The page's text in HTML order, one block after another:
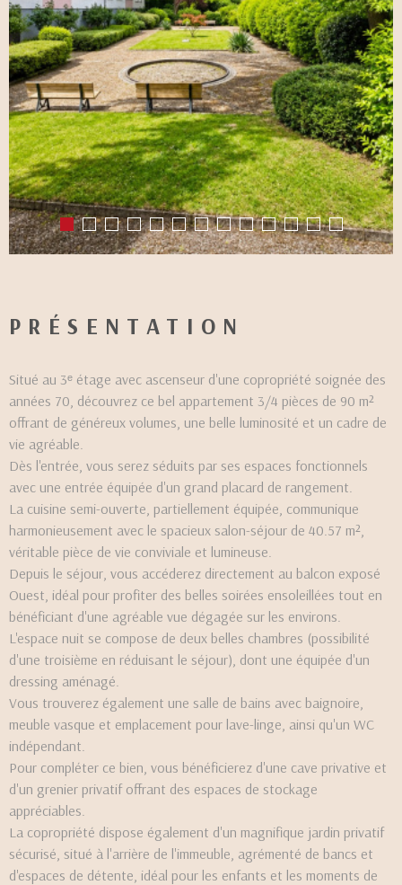
PRÉSENTATION
Situé au 3ᵉ étage avec ascenseur d'une copropriété soignée des
années 70, découvrez ce bel appartement 3/4 pièces de 90 m²
offrant de généreux volumes, une belle luminosité et un cadre de
vie agréable.
Dès l'entrée, vous serez séduits par ses espaces fonctionnels
avec une entrée équipée d'un grand placard de rangement.
La cuisine semi-ouverte, partiellement équipée, communique
harmonieusement avec le spacieux salon-séjour de 40.57 m²,
véritable pièce de vie conviviale et lumineuse.
Depuis le séjour, vous accéderez directement au balcon exposé
Ouest, idéal pour profiter des belles soirées ensoleillées tout en
bénéficiant d'une agréable vue dégagée sur les environs.
L'espace nuit se compose de deux belles chambres (possibilité
d'une troisième en réduisant le séjour), dont une équipée d'un
dressing aménagé.
Vous trouverez également une salle de bains avec baignoire,
meuble vasque et emplacement pour lave-linge, ainsi qu'un WC
indépendant.
Pour compléter ce bien, vous bénéficierez d'une cave privative et
d'un grenier privatif offrant des espaces de stockage
appréciables.
La copropriété dispose également d'un magnifique jardin privatif
sécurisé, situé à l'arrière de l'immeuble, agrémenté de bancs et
d'espaces de détente, idéal pour les enfants et les moments de